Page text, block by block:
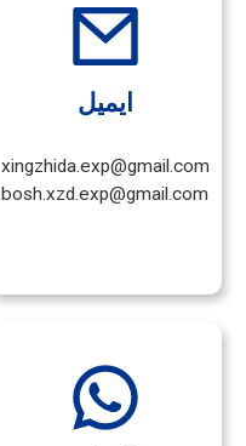
ایمیل
xingzhida.exp@gmail.com
bosh.xzd.exp@gmail.com